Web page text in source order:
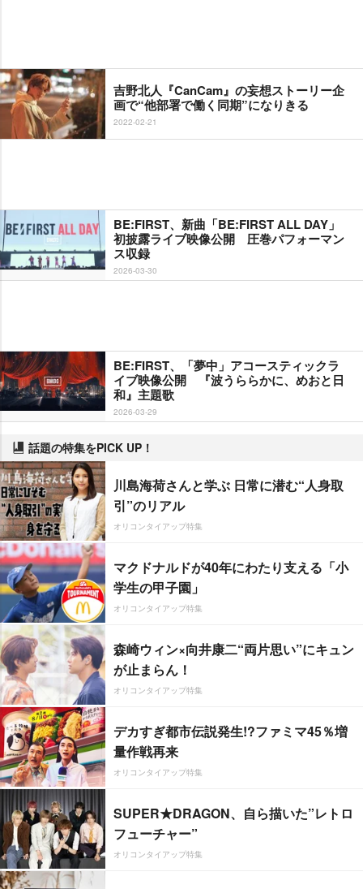
吉野北人『CanCam』の妄想ストーリー企
画で“他部署で働く同期”になりきる
2022-02-21
BE:FIRST、新曲「BE:FIRST ALL DAY」
初披露ライブ映像公開 圧巻パフォーマン
ス収録
2026-03-30
BE:FIRST、「夢中」アコースティックラ
イブ映像公開 『波うららかに、めおと日
和』主題歌
2026-03-29
話題の特集をPICK UP！
川島海荷さんと学ぶ 日常に潜む“人身取
引”のリアル
オリコンタイアップ特集
マクドナルドが40年にわたり支える「小
学生の甲子園」
オリコンタイアップ特集
森崎ウィン×向井康二“両片思い”にキュン
が止まらん！
オリコンタイアップ特集
デカすぎ都市伝説発生!?ファミマ45％増
量作戦再来
オリコンタイアップ特集
SUPER★DRAGON、自ら描いた”レトロ
フューチャー”
オリコンタイアップ特集